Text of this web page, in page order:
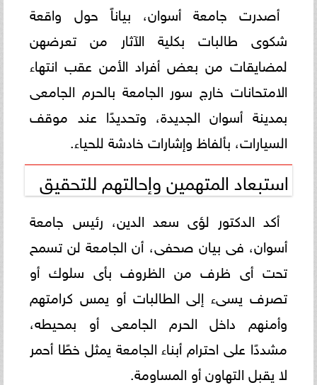
أصدرت جامعة أسوان، بياناً حول واقعة
شكوى طالبات بكلية الآثار من تعرضهن
لمضايقات من بعض أفراد الأمن عقب انتهاء
الامتحانات خارج سور الجامعة بالحرم الجامعى
بمدينة أسوان الجديدة، وتحديدًا عند موقف
السيارات، بألفاظ وإشارات خادشة للحياء.
استبعاد المتهمين وإحالتهم للتحقيق
أكد الدكتور لؤى سعد الدين، رئيس جامعة
أسوان، فى بيان صحفى، أن الجامعة لن تسمح
تحت أى ظرف من الظروف بأى سلوك أو
تصرف يسىء إلى الطالبات أو يمس كرامتهم
وأمنهم داخل الحرم الجامعى أو بمحيطه،
مشددًا على احترام أبناء الجامعة يمثل خطًا أحمر
لا يقبل التهاون أو المساومة.